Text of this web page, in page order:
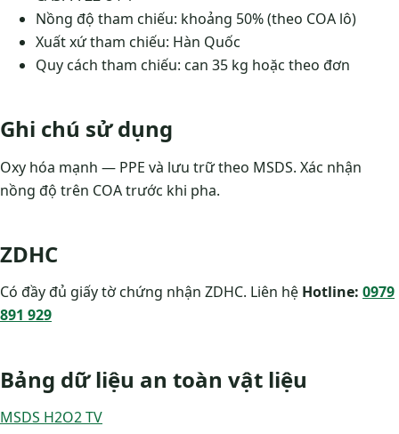
Nồng độ tham chiếu: khoảng 50% (theo COA lô)
Xuất xứ tham chiếu: Hàn Quốc
Quy cách tham chiếu: can 35 kg hoặc theo đơn
Ghi chú sử dụng
Oxy hóa mạnh — PPE và lưu trữ theo MSDS. Xác nhận
nồng độ trên COA trước khi pha.
ZDHC
Có đầy đủ giấy tờ chứng nhận ZDHC. Liên hệ Hotline: 0979
891 929
Bảng dữ liệu an toàn vật liệu
MSDS H2O2 TV